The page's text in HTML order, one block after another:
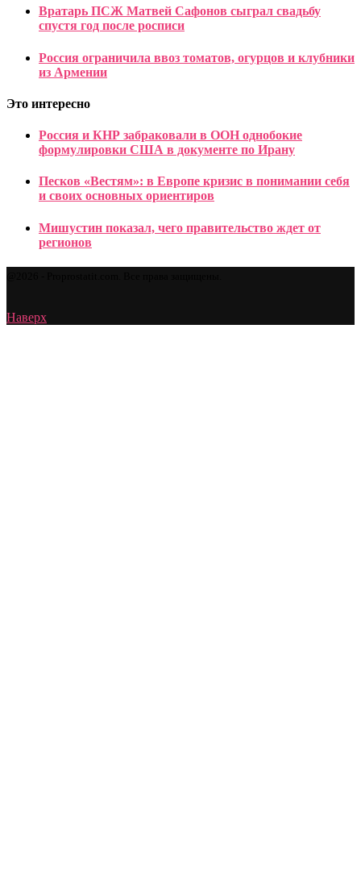
Вратарь ПСЖ Матвей Сафонов сыграл свадьбу
спустя год после росписи
Россия ограничила ввоз томатов, огурцов и клубники
из Армении
Это интересно
Россия и КНР забраковали в ООН однобокие
формулировки США в документе по Ирану
Песков «Вестям»: в Европе кризис в понимании себя
и своих основных ориентиров
Мишустин показал, чего правительство ждет от
регионов
Наверх